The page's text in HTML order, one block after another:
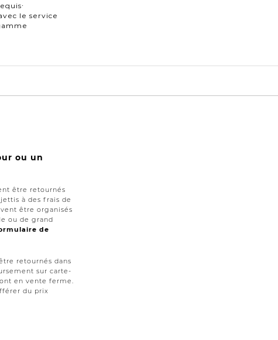
le service
ou un
être retournés
à des frais de
être organisés
ou de grand
de
retournés dans
sur carte-
en vente ferme.
du prix